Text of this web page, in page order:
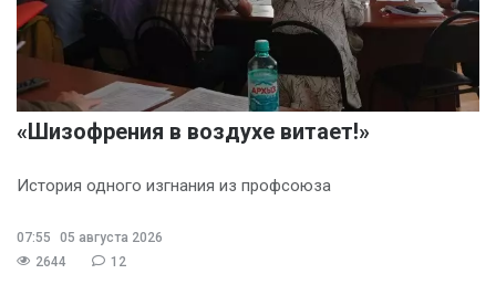
«Шизофрения в воздухе витает!»
История одного изгнания из профсоюза
07:55
05 августа 2026
2644
12